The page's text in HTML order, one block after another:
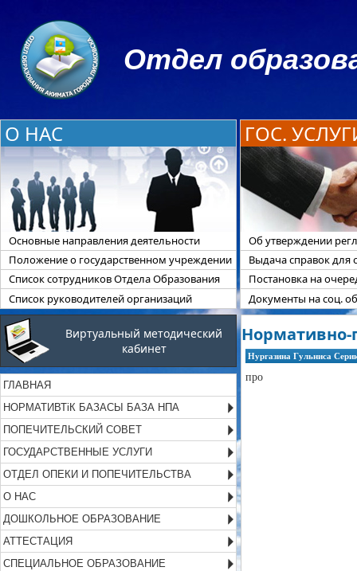
Отдел
О НАС
Основные направления деятельности
Положение о государственном учреждении
Список сотрудников Отдела Образования
Список руководителей организаций
ГОС.
Об утверждении
Выдача справок для
Постановка на
Документы на соц.
Виртуальный методический
кабинет
ГЛАВНАЯ
НОРМАТИВТіК БАЗАСЫ БАЗА НПА
ПОПЕЧИТЕЛЬСКИЙ СОВЕТ
ГОСУДАРСТВЕННЫЕ УСЛУГИ
ОТДЕЛ ОПЕКИ И ПОПЕЧИТЕЛЬСТВА
О НАС
ДОШКОЛЬНОЕ ОБРАЗОВАНИЕ
АТТЕСТАЦИЯ
СПЕЦИАЛЬНОЕ ОБРАЗОВАНИЕ
Нургазина Гульниса
про